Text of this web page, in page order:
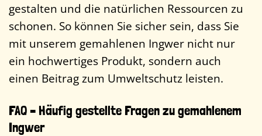
gestalten und die natürlichen Ressourcen zu
schonen. So können Sie sicher sein, dass Sie
mit unserem gemahlenen Ingwer nicht nur
ein hochwertiges Produkt, sondern auch
einen Beitrag zum Umweltschutz leisten.
FAQ – Häufig gestellte Fragen zu gemahlenem
Ingwer